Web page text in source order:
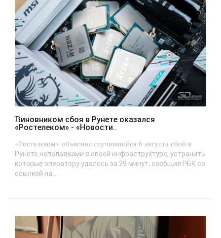
Виновником сбоя в Рунете оказался
«Ростелеком» - «Новости..
«Ростелеком» объяснил случившийся 6 августа сбой в
Рунете неполадками в своей инфраструктуре, устранить
которые оператору удалось за 29 минут, сообщил РБК со
ссылкой на...